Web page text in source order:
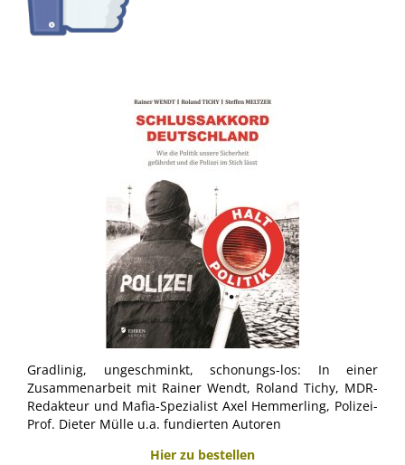
Gradlinig, ungeschminkt, schonungs-los: In einer
Zusammenarbeit mit Rainer Wendt, Roland Tichy, MDR-
Redakteur und Mafia-Spezialist Axel Hemmerling, Polizei-
Prof. Dieter Mülle u.a. fundierten Autoren
Hier zu bestellen